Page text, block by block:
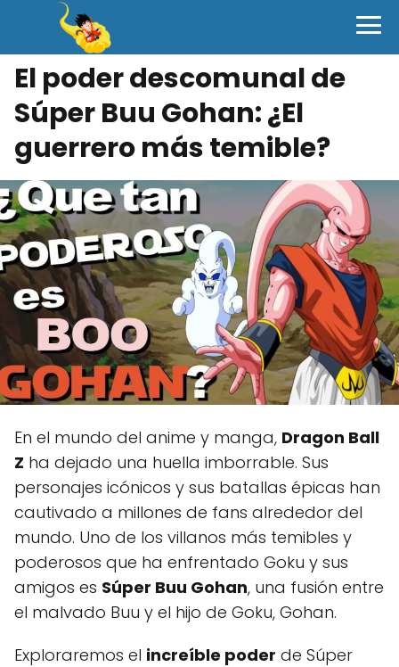
El poder descomunal de
Súper Buu Gohan: ¿El
guerrero más temible?
En el mundo del anime y manga, Dragon Ball
Z ha dejado una huella imborrable. Sus
personajes icónicos y sus batallas épicas han
cautivado a millones de fans alrededor del
mundo. Uno de los villanos más temibles y
poderosos que ha enfrentado Goku y sus
amigos es Súper Buu Gohan, una fusión entre
el malvado Buu y el hijo de Goku, Gohan.
Exploraremos el increíble poder de Súper